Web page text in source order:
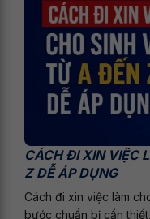
CÁCH ĐI XIN VIỆC
Z DỄ ÁP DỤNG
Cách đi xin việc làm
bước chuẩn bị cần